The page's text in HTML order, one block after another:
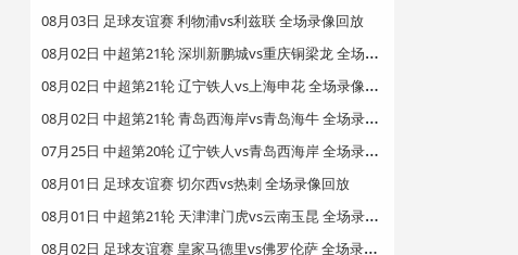
08月03日 足球友谊赛 利物浦vs利兹联 全场录像回放
0
8月02日 中超第21轮 深圳新鹏城vs重庆铜梁龙 全场录像回放
0
8月02日 中超第21轮 辽宁铁人vs上海申花 全场录像回放
0
8月02日 中超第21轮 青岛西海岸vs青岛海牛 全场录像回放
0
7月25日 中超第20轮 辽宁铁人vs青岛西海岸 全场录像回放
08月01日 足球友谊赛 切尔西vs热刺 全场录像回放
0
8月01日 中超第21轮 天津津门虎vs云南玉昆 全场录像回放
0
8月02日 足球友谊赛 皇家马德里vs佛罗伦萨 全场录像回放